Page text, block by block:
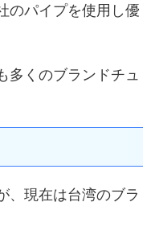
のパイプを使用し優
多くのブランドチュ
、現在は台湾のブラ